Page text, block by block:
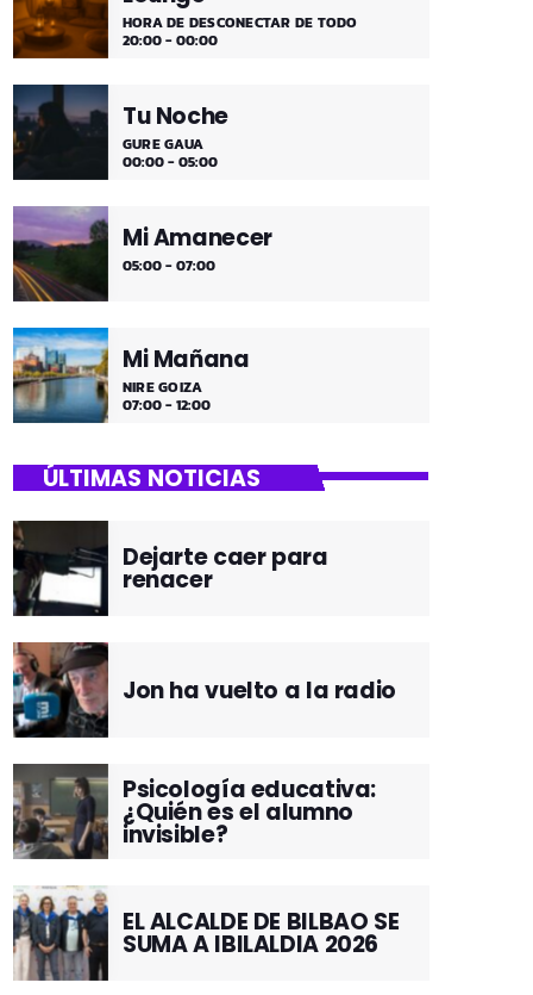
HORA DE DESCONECTAR DE TODO
20:00 - 00:00
Tu Noche
GURE GAUA
00:00 - 05:00
Mi Amanecer
05:00 - 07:00
Mi Mañana
NIRE GOIZA
07:00 - 12:00
ÚLTIMAS NOTICIAS
Dejarte caer para
renacer
Jon ha vuelto a la radio
Psicología educativa:
¿Quién es el alumno
invisible?
EL ALCALDE DE BILBAO SE
SUMA A IBILALDIA 2026